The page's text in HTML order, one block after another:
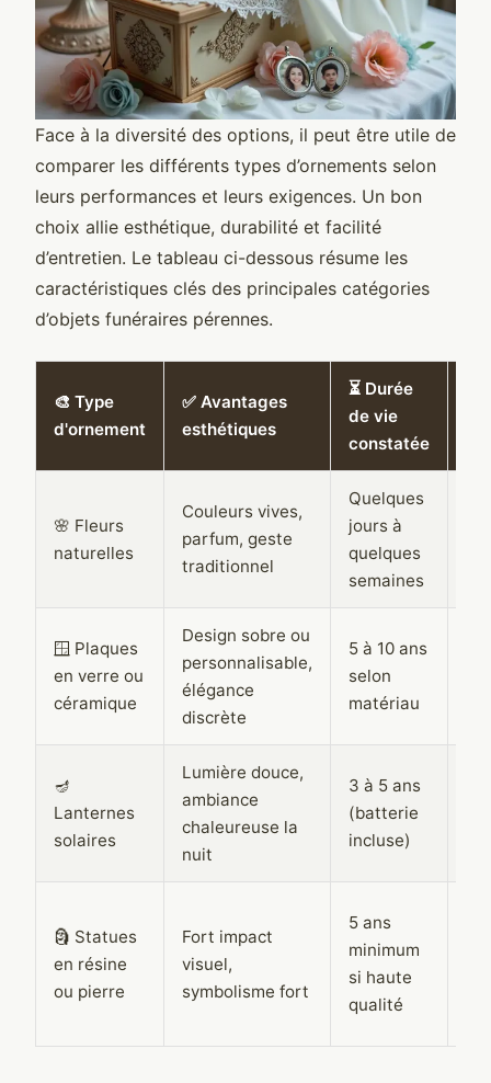
Face à la diversité des options, il peut être utile de
comparer les différents types d’ornements selon
leurs performances et leurs exigences. Un bon
choix allie esthétique, durabilité et facilité
d’entretien. Le tableau ci-dessous résume les
caractéristiques clés des principales catégories
d’objets funéraires pérennes.
🎨 Type
d'ornement
✅ Avantages
esthétiques
⏳ Durée
de vie
constatée
🌸 Fleurs
naturelles
Couleurs vives,
parfum, geste
traditionnel
Quelques
jours à
quelques
semaines
🪟 Plaques
en verre ou
céramique
Design sobre ou
personnalisable,
élégance
discrète
5 à 10 ans
selon
matériau
🪔
Lanternes
solaires
Lumière douce,
ambiance
chaleureuse la
nuit
3 à 5 ans
(batterie
incluse)
🗿 Statues
en résine
ou pierre
Fort impact
visuel,
symbolisme fort
5 ans
minimum
si haute
qualité